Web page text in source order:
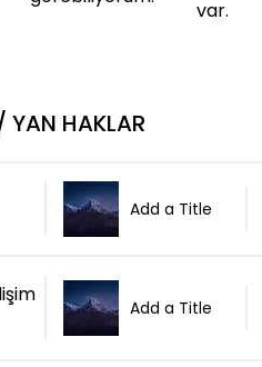
var.
YAN HAKLAR
Add a Title
Add a Title